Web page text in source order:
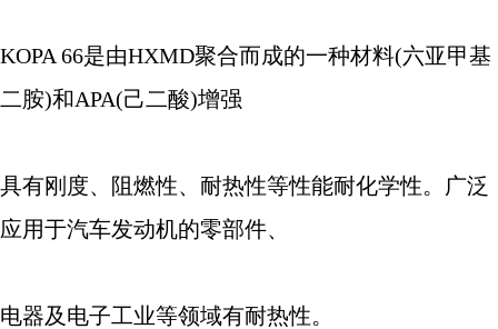
KOPA 66是由HXMD聚合而成的一种材料(六亚甲基
二胺)和APA(己二酸)增强
具有刚度、阻燃性、耐热性等性能耐化学性。广泛
应用于汽车发动机的零部件、
电器及电子工业等领域有耐热性。